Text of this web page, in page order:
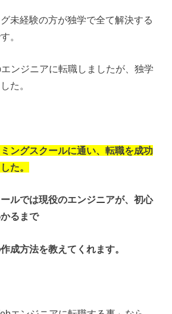
未経験の方が独学で全て解決する
。
ンジニアに転職しましたが、独学
た。
ングスクールに通い、転職を成功
た。
ルでは現役のエンジニアが、初心
るまで
成方法を教えてくれます。